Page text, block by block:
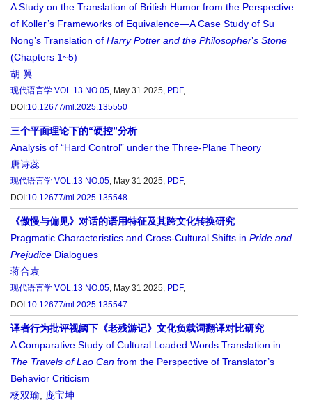
A Study on the Translation of British Humor from the Perspective
of Koller’s Frameworks of Equivalence—A Case Study of Su
Nong’s Translation of Harry Potter and the Philosopher’s Stone
(Chapters 1~5)
胡 翼
现代语言学 VOL.13 NO.05, May 31 2025, PDF,
DOI:10.12677/ml.2025.135550
三个平面理论下的“硬控”分析
Analysis of “Hard Control” under the Three-Plane Theory
唐诗蕊
现代语言学 VOL.13 NO.05, May 31 2025, PDF,
DOI:10.12677/ml.2025.135548
《傲慢与偏见》对话的语用特征及其跨文化转换研究
Pragmatic Characteristics and Cross-Cultural Shifts in Pride and
Prejudice Dialogues
蒋合袁
现代语言学 VOL.13 NO.05, May 31 2025, PDF,
DOI:10.12677/ml.2025.135547
译者行为批评视阈下《老残游记》文化负载词翻译对比研究
A Comparative Study of Cultural Loaded Words Translation in
The Travels of Lao Can from the Perspective of Translator’s
Behavior Criticism
杨双瑜
庞宝坤